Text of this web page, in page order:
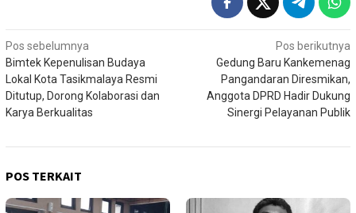
Navigasi
pos
Pos sebelumnya
Bimtek Kepenulisan Budaya
Lokal Kota Tasikmalaya Resmi
Ditutup, Dorong Kolaborasi dan
Karya Berkualitas
Pos berikutnya
Gedung Baru Kankemenag
Pangandaran Diresmikan,
Anggota DPRD Hadir Dukung
Sinergi Pelayanan Publik
POS TERKAIT